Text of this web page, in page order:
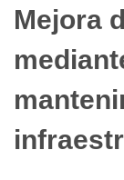
Mejora